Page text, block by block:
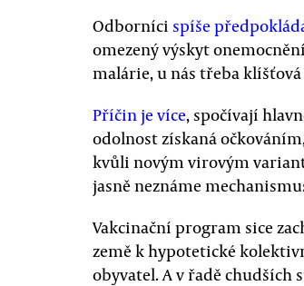
Odborníci spíše
omezený výskyt
malárie, u nás třeba
Příčin je více, spočívají
odolnost získaná
kvůli novým virovým
jasně neznáme
Vakcinační program sice
země k hypotetické
obyvatel. A v řadě chudších